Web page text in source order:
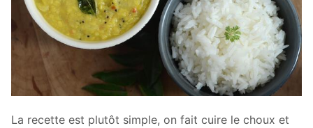
La recette est plutôt simple, on fait cuire le choux et